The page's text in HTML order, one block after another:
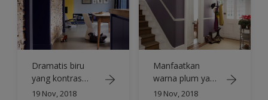
Dramatis biru
yang kontras
dengan warna
19 Nov, 2018
Manfaatkan
warna plum yang
bercita rasa
19 Nov, 2018